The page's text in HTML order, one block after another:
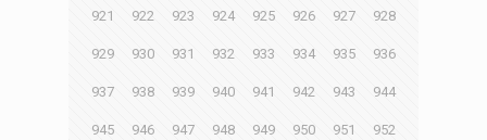
921 922 923 924 925 926 927 928
929 930 931 932 933 934 935 936
937 938 939 940 941 942 943 944
945 946 947 948 949 950 951 952